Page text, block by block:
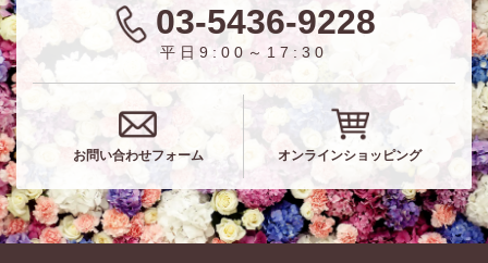
03-5436-9228
平日9:00～17:30
お問い合わせフォーム オンラインショッピング